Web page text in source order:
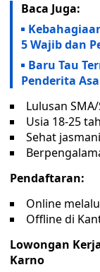
Baca Juga:
5 Wajib dan
Baru Tau
Penderita
Lulusan
Usia 18-25
Sehat
Pendaftaran:
Online
Offline di
Lowongan
Karno